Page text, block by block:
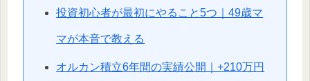
投資初心者が最初にやること5つ｜49歳マ
マが本音で教える
オルカン積立6年間の実績公開｜+210万円